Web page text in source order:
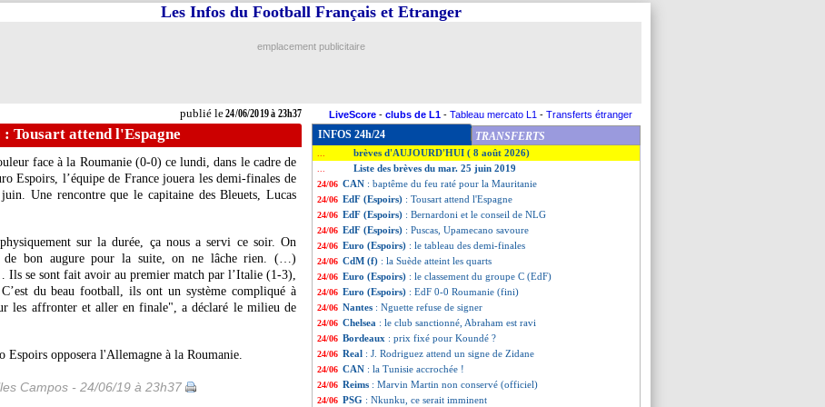
publié le24/06/2019 à 23h37
Les Infos du Football Français et Etranger
emplacement publicitaire
LiveScore - clubs de L1 - Tableau mercato L1 - Transferts étranger
: Tousart attend l'Espagne
face à la Roumanie (0-0) ce lundi, dans le cadre de
Espoirs, l’équipe de France jouera les demi-finales de
Une rencontre que le capitaine des Bleuets, Lucas
sur la durée, ça nous a servi ce soir. On
de bon augure pour la suite, on ne lâche rien. (…)
Ils se sont fait avoir au premier match par l’Italie (1-3),
du beau football, ils ont un système compliqué à
les affronter et aller en finale", a déclaré le milieu de
opposera l'Allemagne à la Roumanie.
Campos - 24/06/19 à 23h37
INFOS 24h/24 TRANSFERTS
brèves d'AUJOURD'HUI ( 8 août 2026)
Liste des brèves du mar. 25 juin 2019
24/06 CAN : baptême du feu raté pour la Mauritanie
24/06 EdF (Espoirs) : Tousart attend l'Espagne
24/06 EdF (Espoirs) : Bernardoni et le conseil de NLG
24/06 EdF (Espoirs) : Puscas, Upamecano savoure
24/06 Euro (Espoirs) : le tableau des demi-finales
24/06 CdM (f) : la Suède atteint les quarts
24/06 Euro (Espoirs) : le classement du groupe C (EdF)
24/06 Euro (Espoirs) : EdF 0-0 Roumanie (fini)
24/06 Nantes : Nguette refuse de signer
24/06 Chelsea : le club sanctionné, Abraham est ravi
24/06 Bordeaux : prix fixé pour Koundé ?
24/06 Real : J. Rodriguez attend un signe de Zidane
24/06 CAN : la Tunisie accrochée !
24/06 Reims : Marvin Martin non conservé (officiel)
24/06 PSG : Nkunku, ce serait imminent